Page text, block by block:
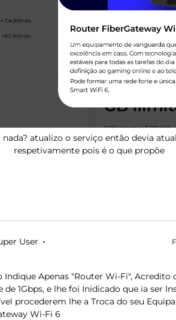
nada? atualizo o serviço então devia
respetivamente pois é o que propõe
User
Indique Apenas "Router Wi-Fi", Acredito
de 1Gbps, e lhe foi Inidicado que ia ser
procederem lhe a Troca do seu
Wi-Fi 6